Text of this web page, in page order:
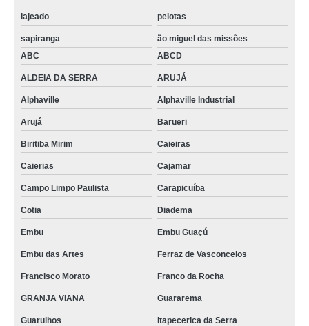
lajeado pelotas
sapiranga
ão miguel das missões
ABC
ABCD
ALDEIA DA SERRA ARUJÁ
Alphaville Alphaville Industrial
Arujá Barueri
Biritiba Mirim Caieiras
Caierias Cajamar
Campo Limpo Paulista Carapicuíba
Cotia Diadema
Embu Embu Guaçú
Embu das Artes Ferraz de Vasconcelos
Francisco Morato Franco da Rocha
GRANJA VIANA Guararema
Guarulhos Itapecerica da Serra